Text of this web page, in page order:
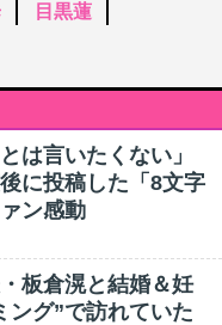
目黒蓮
は言いたくない」
に投稿した「8文字
ン感動
板倉滉と結婚＆妊
ング”で訪れていた